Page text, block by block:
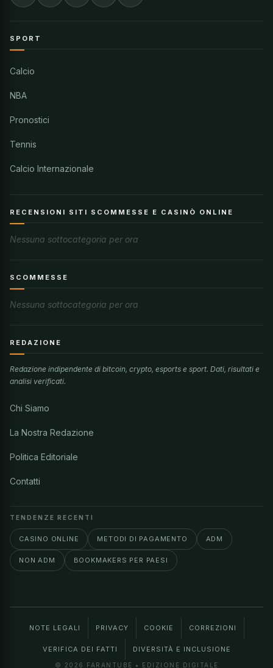
SPORT
Calcio
NBA
Pronostici
Tennis
Calcio Internazionale
RECENSIONI SITI SCOMMESSE E CASINÒ ONLINE
Nessuna sottocategoria per ora
SCOMMESSE
Nessuna sottocategoria per ora
REDAZIONE
Redazione indipendente di bitcoin, crypto, esports e sport. Dati, risultati e
analisi verificati.
Chi Siamo
La Nostra Redazione
Politica Editoriale
Contatti
TENDENZE RECENTI
CASINO ONLINE METODI DI PAGAMENTO ADM
NON ADM BOOKMAKERS PER PAESI
NOTE LEGALI PRIVACY COOKIE CORREZIONI
VERIFICA DEI FATTI DIVERSITÀ E INCLUSIONE
© 2026 FARANTUBE • EDIZIONE DIGITALE